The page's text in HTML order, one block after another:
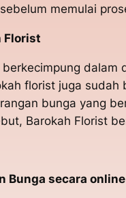
memulai
Florist
florist juga
bunga yang
Barokah Florist
Bunga secara